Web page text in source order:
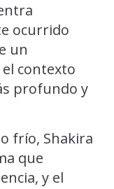
ocurrido
un
contexto
profundo y
frío, Shakira
que
y el